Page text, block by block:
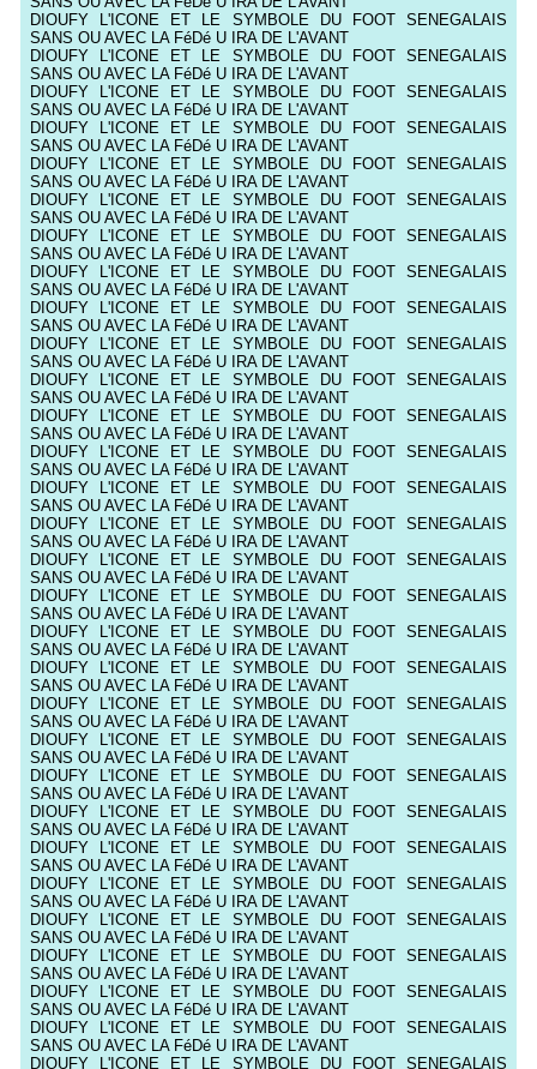
DIOUFY L'ICONE ET LE SYMBOLE DU FOOT SENEGALAIS
SANS OU AVEC LA FéDé U IRA DE L'AVANT
DIOUFY L'ICONE ET LE SYMBOLE DU FOOT SENEGALAIS
SANS OU AVEC LA FéDé U IRA DE L'AVANT
DIOUFY L'ICONE ET LE SYMBOLE DU FOOT SENEGALAIS
SANS OU AVEC LA FéDé U IRA DE L'AVANT
DIOUFY L'ICONE ET LE SYMBOLE DU FOOT SENEGALAIS
SANS OU AVEC LA FéDé U IRA DE L'AVANT
DIOUFY L'ICONE ET LE SYMBOLE DU FOOT SENEGALAIS
SANS OU AVEC LA FéDé U IRA DE L'AVANT
DIOUFY L'ICONE ET LE SYMBOLE DU FOOT SENEGALAIS
SANS OU AVEC LA FéDé U IRA DE L'AVANT
DIOUFY L'ICONE ET LE SYMBOLE DU FOOT SENEGALAIS
SANS OU AVEC LA FéDé U IRA DE L'AVANT
DIOUFY L'ICONE ET LE SYMBOLE DU FOOT SENEGALAIS
SANS OU AVEC LA FéDé U IRA DE L'AVANT
DIOUFY L'ICONE ET LE SYMBOLE DU FOOT SENEGALAIS
SANS OU AVEC LA FéDé U IRA DE L'AVANT
DIOUFY L'ICONE ET LE SYMBOLE DU FOOT SENEGALAIS
SANS OU AVEC LA FéDé U IRA DE L'AVANT
DIOUFY L'ICONE ET LE SYMBOLE DU FOOT SENEGALAIS
SANS OU AVEC LA FéDé U IRA DE L'AVANT
DIOUFY L'ICONE ET LE SYMBOLE DU FOOT SENEGALAIS
SANS OU AVEC LA FéDé U IRA DE L'AVANT
DIOUFY L'ICONE ET LE SYMBOLE DU FOOT SENEGALAIS
SANS OU AVEC LA FéDé U IRA DE L'AVANT
DIOUFY L'ICONE ET LE SYMBOLE DU FOOT SENEGALAIS
SANS OU AVEC LA FéDé U IRA DE L'AVANT
DIOUFY L'ICONE ET LE SYMBOLE DU FOOT SENEGALAIS
SANS OU AVEC LA FéDé U IRA DE L'AVANT
DIOUFY L'ICONE ET LE SYMBOLE DU FOOT SENEGALAIS
SANS OU AVEC LA FéDé U IRA DE L'AVANT
DIOUFY L'ICONE ET LE SYMBOLE DU FOOT SENEGALAIS
SANS OU AVEC LA FéDé U IRA DE L'AVANT
DIOUFY L'ICONE ET LE SYMBOLE DU FOOT SENEGALAIS
SANS OU AVEC LA FéDé U IRA DE L'AVANT
DIOUFY L'ICONE ET LE SYMBOLE DU FOOT SENEGALAIS
SANS OU AVEC LA FéDé U IRA DE L'AVANT
DIOUFY L'ICONE ET LE SYMBOLE DU FOOT SENEGALAIS
SANS OU AVEC LA FéDé U IRA DE L'AVANT
DIOUFY L'ICONE ET LE SYMBOLE DU FOOT SENEGALAIS
SANS OU AVEC LA FéDé U IRA DE L'AVANT
DIOUFY L'ICONE ET LE SYMBOLE DU FOOT SENEGALAIS
SANS OU AVEC LA FéDé U IRA DE L'AVANT
DIOUFY L'ICONE ET LE SYMBOLE DU FOOT SENEGALAIS
SANS OU AVEC LA FéDé U IRA DE L'AVANT
DIOUFY L'ICONE ET LE SYMBOLE DU FOOT SENEGALAIS
SANS OU AVEC LA FéDé U IRA DE L'AVANT
DIOUFY L'ICONE ET LE SYMBOLE DU FOOT SENEGALAIS
SANS OU AVEC LA FéDé U IRA DE L'AVANT
DIOUFY L'ICONE ET LE SYMBOLE DU FOOT SENEGALAIS
SANS OU AVEC LA FéDé U IRA DE L'AVANT
DIOUFY L'ICONE ET LE SYMBOLE DU FOOT SENEGALAIS
SANS OU AVEC LA FéDé U IRA DE L'AVANT
DIOUFY L'ICONE ET LE SYMBOLE DU FOOT SENEGALAIS
SANS OU AVEC LA FéDé U IRA DE L'AVANT
DIOUFY L'ICONE ET LE SYMBOLE DU FOOT SENEGALAIS
SANS OU AVEC LA FéDé U IRA DE L'AVANT
DIOUFY L'ICONE ET LE SYMBOLE DU FOOT SENEGALAIS